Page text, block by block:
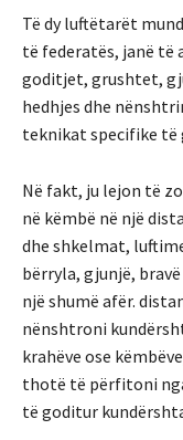
Të dy luftëtarët
të federatës, janë të
goditjet, grushtet,
hedhjes dhe
teknikat specifike të
Në fakt, ju lejon të
në këmbë në një
dhe shkelmat,
bërryla, gjunjë,
një shumë afër.
nënshtroni
krahëve ose
thotë të përfitoni
të goditur